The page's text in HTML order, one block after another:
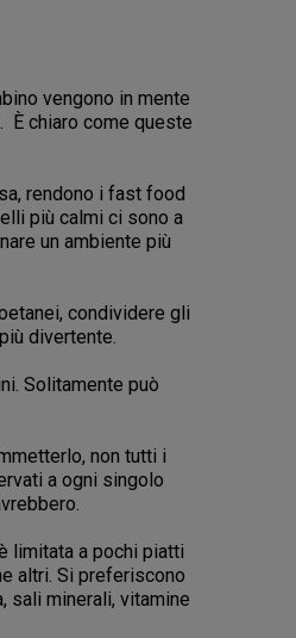
vengono in mente
È chiaro come queste
rendono i fast food
più calmi ci sono a
un ambiente più
condividere gli
divertente.
Solitamente può
non tutti i
a ogni singolo
limitata a pochi piatti
altri. Si preferiscono
sali minerali, vitamine